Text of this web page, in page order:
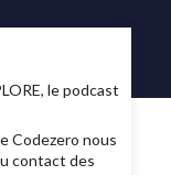
le podcast
Codezero nous
contact des